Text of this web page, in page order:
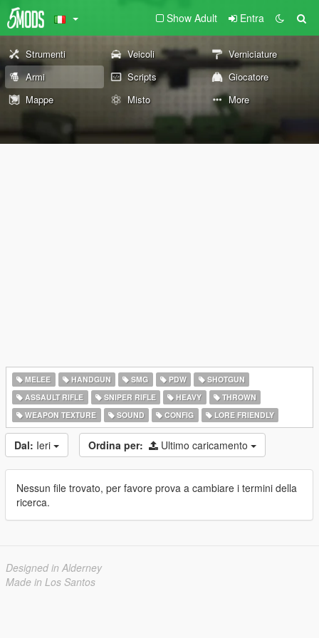
Show Adult Entra
Strumenti Veicoli
Verniciature
Armi
Scripts
Giocatore
Mappe
Misto More
MELEE HANDGUN SMG PDW
SHOTGUN
ASSAULT RIFLE
SNIPER RIFLE HEAVY
THROWN
WEAPON TEXTURE
SOUND CONFIG LORE FRIENDLY
Dal: Ieri Ordina per: Ultimo caricamento
Nessun file trovato, per favore prova a cambiare i termini della
ricerca.
Designed in Alderney
Made in Los Santos